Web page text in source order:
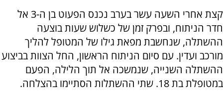
קצת אחרי השעה עשר בערב נכנס הפעוט בן ה-3 אל
חדר הניתוח, ובפרק זמן של כשלוש שעות בוצעה
ההשתלה, שנחשבת מפאת גילו של המטופל להליך
מורכב ועדין. עם סיום הניתוח הראשון, החל הצוות בביצוע
ההשתלה השנייה, שנמשכה אל תוך הלילה, הפעם
במטופלת בת 18. שתי ההשתלות הסתיימו בהצלחה.